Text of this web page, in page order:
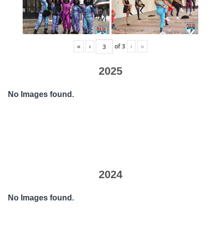
« ‹ of3 › »
2025
No Images found.
2024
No Images found.